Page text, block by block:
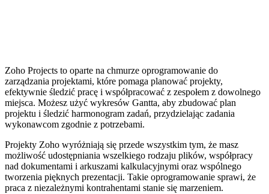
Zoho Projects to oparte na chmurze oprogramowanie do
zarządzania projektami, które pomaga planować projekty,
efektywnie śledzić pracę i współpracować z zespołem z dowolnego
miejsca. Możesz użyć wykresów Gantta, aby zbudować plan
projektu i śledzić harmonogram zadań, przydzielając zadania
wykonawcom zgodnie z potrzebami.
Projekty Zoho wyróżniają się przede wszystkim tym, że masz
możliwość udostępniania wszelkiego rodzaju plików, współpracy
nad dokumentami i arkuszami kalkulacyjnymi oraz wspólnego
tworzenia pięknych prezentacji. Takie oprogramowanie sprawi, że
praca z niezależnymi kontrahentami stanie się marzeniem.